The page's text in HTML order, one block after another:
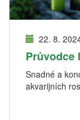
22. 8.
Průvodce
Snadné a
akvarijních